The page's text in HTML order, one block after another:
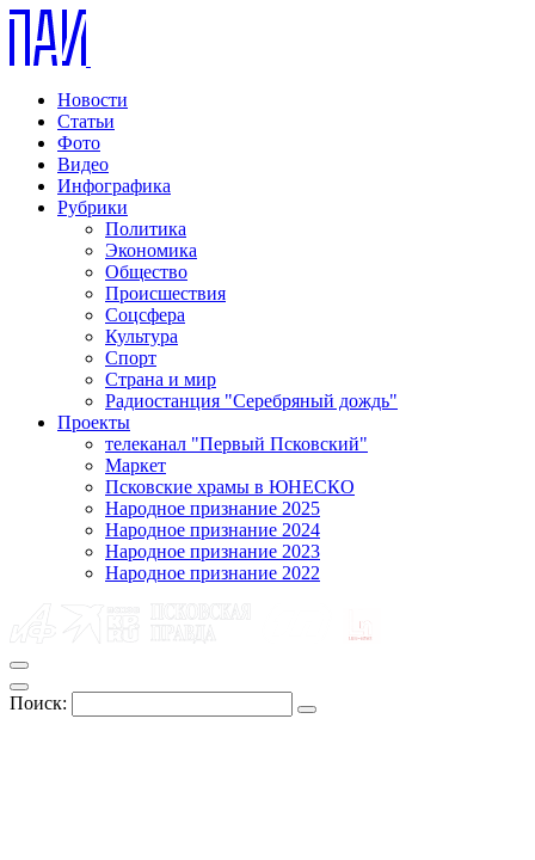
Новости
Статьи
Фото
Видео
Инфографика
Рубрики
Политика
Экономика
Общество
Происшествия
Соцсфера
Культура
Спорт
Страна и мир
Радиостанция "Серебряный дождь"
Проекты
телеканал "Первый Псковский"
Маркет
Псковские храмы в ЮНЕСКО
Народное признание 2025
Народное признание 2024
Народное признание 2023
Народное признание 2022
Поиск: